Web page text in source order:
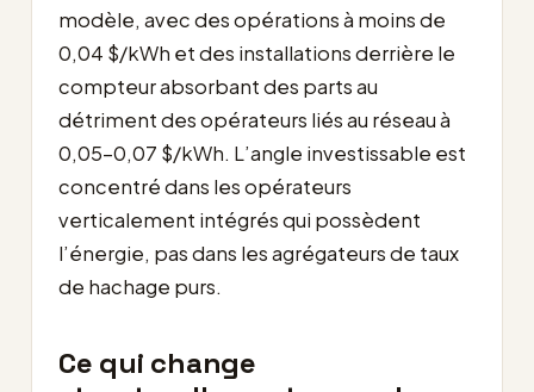
modèle, avec des opérations à moins de
0,04 $/kWh et des installations derrière le
compteur absorbant des parts au
détriment des opérateurs liés au réseau à
0,05-0,07 $/kWh. L’angle investissable est
concentré dans les opérateurs
verticalement intégrés qui possèdent
l’énergie, pas dans les agrégateurs de taux
de hachage purs.
Ce qui change